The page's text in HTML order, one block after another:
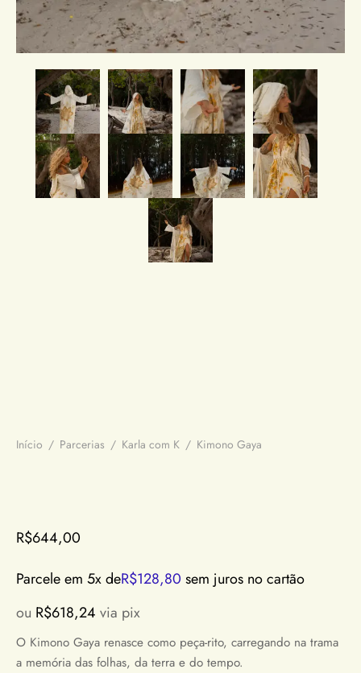
Início / Parcerias / Karla com K / Kimono Gaya
R$644,00
Parcele em 5x deR$128,80 sem juros no cartão
ou R$618,24 via pix
O Kimono Gaya renasce como peça-rito, carregando na trama
a memória das folhas, da terra e do tempo.